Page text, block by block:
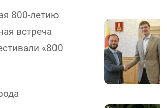
800-летию
встреча
«800